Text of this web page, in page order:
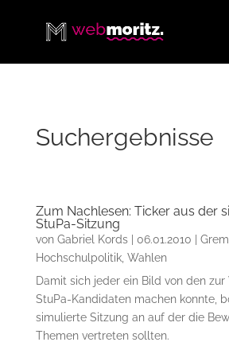
Suchergebnisse
Zum Nachlesen: Ticker aus der
StuPa-Sitzung
von Gabriel Kords| 06.01.2010
Hochschulpolitik, Wahlen
Damit sich jeder ein Bild von den
StuPa-Kandidaten machen konnte,
simulierte Sitzung an auf der die
Themen vertreten sollten.